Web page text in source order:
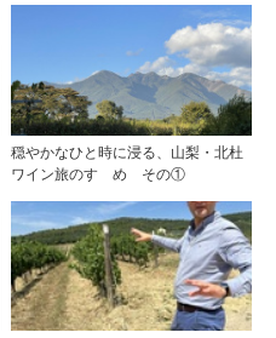
穏やかなひと時に浸る、山梨・北杜
ワイン旅のすゝめ その①